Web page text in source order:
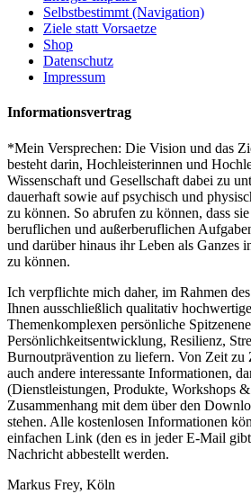
Selbstbestimmt (Navigation)
Ziele statt Vorsaetze
Shop
Datenschutz
Impressum
Informationsvertrag
*Mein Versprechen: Die Vision und das
besteht darin, Hochleisterinnen und
Wissenschaft und Gesellschaft dabei zu
dauerhaft sowie auf psychisch und
zu können. So abrufen zu können, dass
beruflichen und außerberuflichen
und darüber hinaus ihr Leben als Ganzes
zu können.
Ich verpflichte mich daher, im Rahmen
Ihnen ausschließlich qualitativ
Themenkomplexen persönliche
Persönlichkeitsentwicklung, Resilienz,
Burnoutprävention zu liefern. Von Zeit zu
auch andere interessante Informationen,
(Dienstleistungen, Produkte, Workshops
Zusammenhang mit dem über den
stehen. Alle kostenlosen Informationen
einfachen Link (den es in jeder E-Mail
Nachricht abbestellt werden.
Markus Frey, Köln